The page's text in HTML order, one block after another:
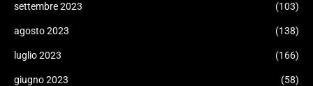
settembre 2023 (103)
agosto 2023 (138)
luglio 2023 (166)
giugno 2023 (58)